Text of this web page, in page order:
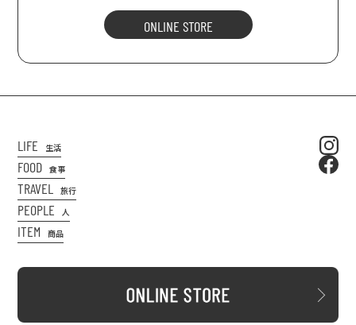
ONLINE STORE
LIFE 生活
FOOD 食事
TRAVEL 旅行
PEOPLE 人
ITEM 商品